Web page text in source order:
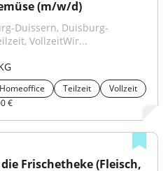
(m/w/d)
Duissern, Duisburg-
VollzeitWir...
Homeoffice Teilzeit
Vollzeit
€
Frischetheke (Fleisch,